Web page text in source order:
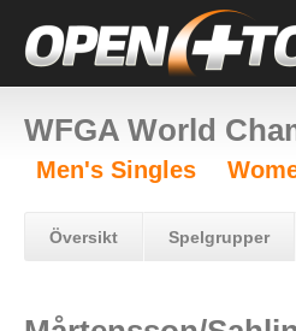
WFGA World
Men's Singles
Översikt Spelgrupper